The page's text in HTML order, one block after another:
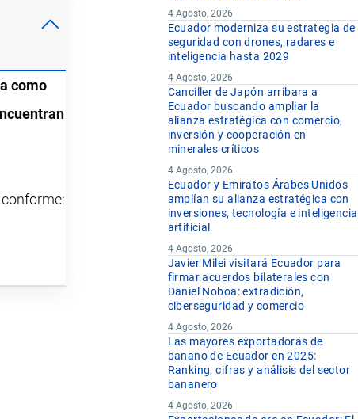
como
4 Agosto, 2026
Ecuador moderniza su estrategia de
seguridad con drones, radares e
inteligencia hasta 2029
4 Agosto, 2026
Canciller de Japón arribara a
Ecuador buscando ampliar la
alianza estratégica con comercio,
inversión y cooperación en
minerales críticos
4 Agosto, 2026
Ecuador y Emiratos Árabes Unidos
amplían su alianza estratégica con
inversiones, tecnología e inteligencia
artificial
4 Agosto, 2026
Javier Milei visitará Ecuador para
firmar acuerdos bilaterales con
Daniel Noboa: extradición,
ciberseguridad y comercio
4 Agosto, 2026
Las mayores exportadoras de
banano de Ecuador en 2025:
Ranking, cifras y análisis del sector
bananero
4 Agosto, 2026